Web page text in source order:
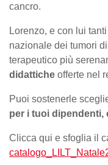
cancro.
Lorenzo, e con lui
nazionale dei tumori
terapeutico più
didattiche offerte nel
Puoi sostenerle
per i tuoi dipendenti,
Clicca qui e sfoglia il